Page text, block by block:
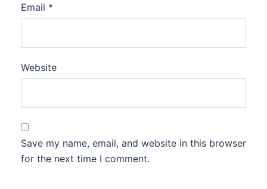
Email *
Website
Save my name, email, and website in this browser
for the next time I comment.